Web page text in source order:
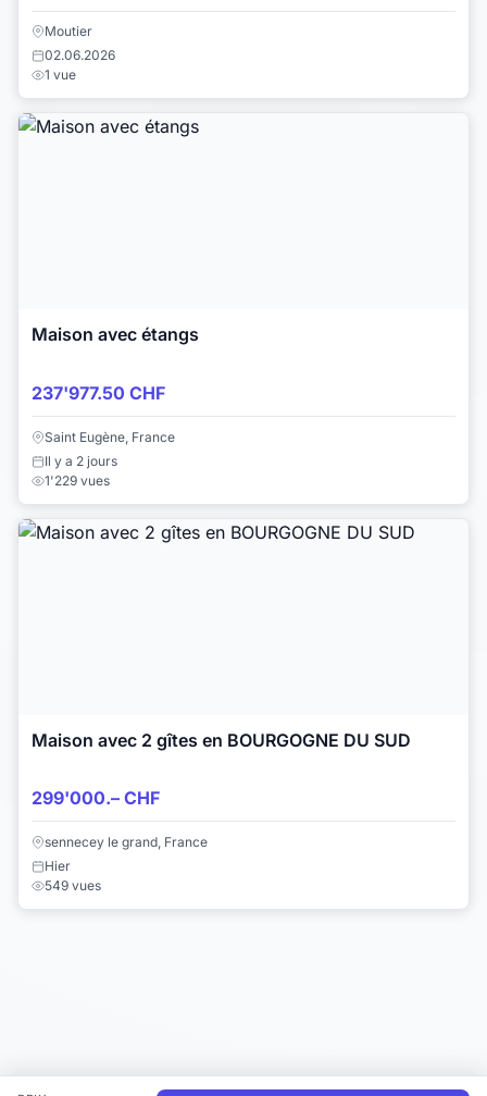
Moutier
02.06.2026
1 vue
Maison avec étangs
237'977.50 CHF
Saint Eugène, France
Il y a 2 jours
1'229 vues
Maison avec 2 gîtes en BOURGOGNE DU SUD
299'000.– CHF
sennecey le grand, France
Hier
549 vues